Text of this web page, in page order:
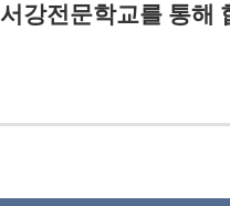
서강전문학교를 통해